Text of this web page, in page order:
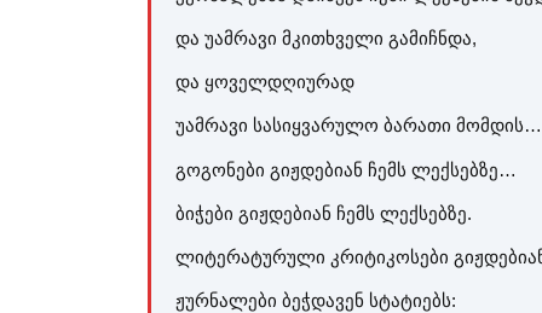
და უამრავი მკითხველი გამიჩნდა,
და ყოველდღიურად
უამრავი სასიყვარულო ბარათი მომდის…
გოგონები გიჟდებიან ჩემს ლექსებზე…
ბიჭები გიჟდებიან ჩემს ლექსებზე.
ლიტერატურული კრიტიკოსები
ჟურნალები ბეჭდავენ სტატიებს: